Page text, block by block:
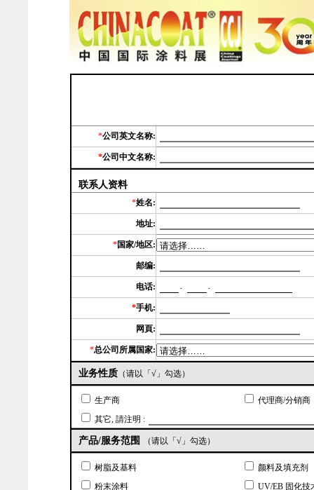
*公司英文名称:
*公司中文名称:
联系人资料
*姓名:
地址:
*国家/地区:
邮编:
电话: - -
*手机:
网頁:
*总公司所属国家:
业务性质 （请以「√」勾选）
生产商
代理商/分销商
其它, 請注明 :
产品/服务范围 （请以「√」勾选）
树脂及基料
颜料及填充剂
粉末涂料
UV/EB 固化技